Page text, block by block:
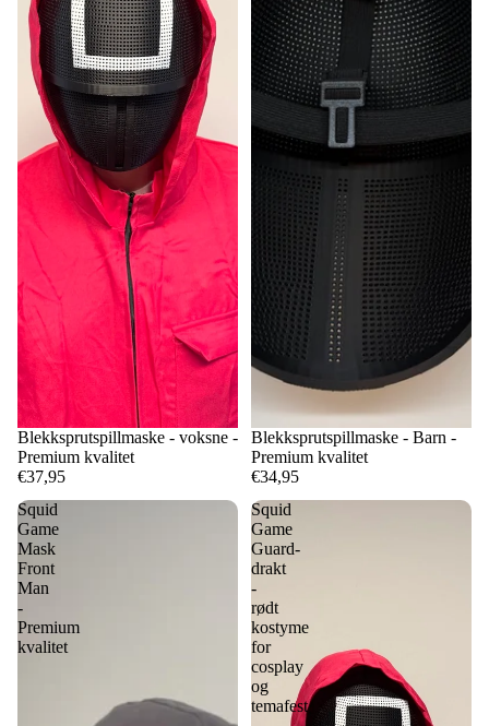
Blekksprutspillmaske - voksne -
Premium kvalitet
€37,95
Blekksprutspillmaske - Barn -
Premium kvalitet
€34,95
Squid
Game
Mask
Front
Man
-
Premium
kvalitet
Squid
Game
Guard-
drakt
-
rødt
kostyme
for
cosplay
og
temafest